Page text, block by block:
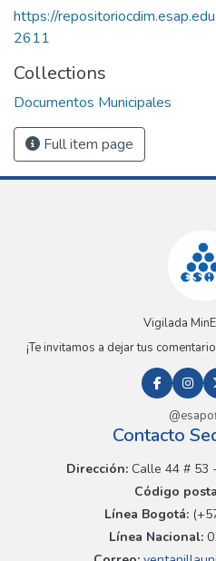
https://
2611
Collections
Documentos Municipales
Full item page
Vigilada
¡Te invitamos a dejar tus
Contacto
Dirección:Calle 44 # 53 -
Código
Línea Bogotá:
Línea Nacional: